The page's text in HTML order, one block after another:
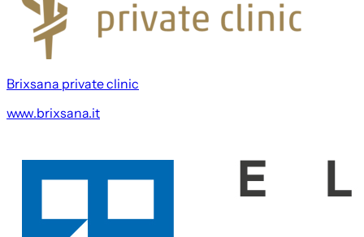
Brixsana private clinic
www.brixsana.it